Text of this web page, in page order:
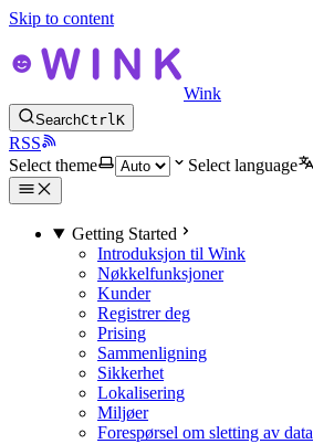
Skip to content
Wink
SearchCtrlK
RSS
Select theme
Select language
Getting Started
Introduksjon til Wink
Nøkkelfunksjoner
Kunder
Registrer deg
Prising
Sammenligning
Sikkerhet
Lokalisering
Miljøer
Forespørsel om sletting av data